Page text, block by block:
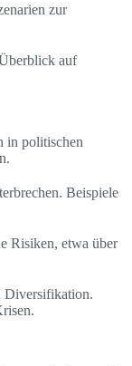
zur
auf
in politischen
Beispiele
Risiken, etwa über
Diversifikation.